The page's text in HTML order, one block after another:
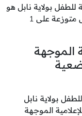
بولاية نابل هو
مركز جهوي للإعلامية الموجهة للطفل متوزعة على 1
الموجهة
بولاية نابل
جهوي للإعلامية الموجهة